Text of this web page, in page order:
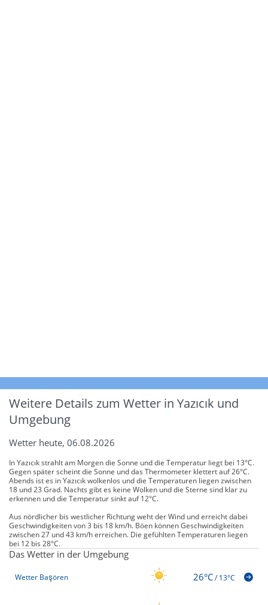
Weitere Details zum Wetter in Yazıcık und
Umgebung
Wetter heute, 06.08.2026
In Yazıcık strahlt am Morgen die Sonne und die Temperatur liegt bei 13°C.
Gegen später scheint die Sonne und das Thermometer klettert auf 26°C.
Abends ist es in Yazıcık wolkenlos und die Temperaturen liegen zwischen
18 und 23 Grad. Nachts gibt es keine Wolken und die Sterne sind klar zu
erkennen und die Temperatur sinkt auf 12°C.
Aus nördlicher bis westlicher Richtung weht der Wind und erreicht dabei
Geschwindigkeiten von 3 bis 18 km/h. Böen können Geschwindigkeiten
zwischen 27 und 43 km/h erreichen. Die gefühlten Temperaturen liegen
bei 12 bis 28°C.
Das Wetter in der Umgebung
Wetter Başören 26°C/13°C